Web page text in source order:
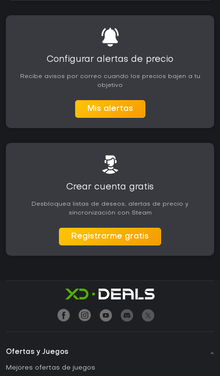
Configurar alertas de precio
Recibe avisos por correo cuando los precios bajen a tu
objetivo
Mis alertas
Crear cuenta gratis
Desbloquea listas de deseos, alertas de precio y
sincronización con Steam
Registrarme gratis
Ofertas y Juegos
Mejores ofertas de juegos